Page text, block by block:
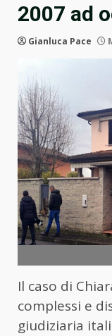
2007 ad
Gianluca Pace
Il caso di
complessi e
giudiziaria